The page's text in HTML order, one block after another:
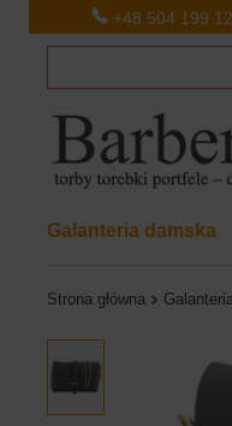
+48 504 199
Galanteria damska
Strona główna